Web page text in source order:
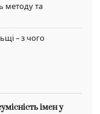
методу та
– з чого
імен у